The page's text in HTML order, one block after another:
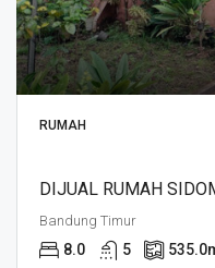
RUMAH
Bandung Timur
8.0 5 535.0